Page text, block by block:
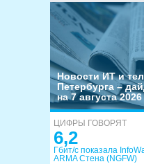
Новости ИТ и
Петербурга –
на 7 августа
ЦИФРЫ ГОВОРЯТ
6,2
Гбит/с показала
ARMA Стена (NGFW)